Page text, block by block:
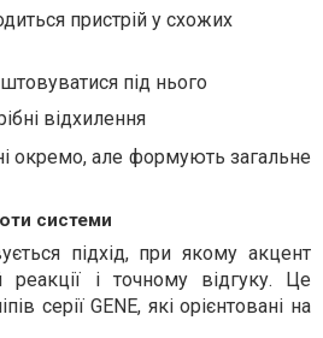
пристрій у схожих
під нього
відхилення
окремо, але формують загальне
системи
підхід, при якому акцент
і точному відгуку. Це
серії GENE, які орієнтовані на